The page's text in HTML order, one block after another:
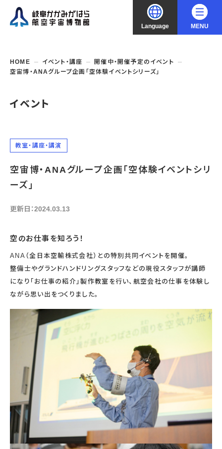
Language
中文（简化字）
中文（繁體字）
한국어
MENU
年間パスポート
フロアガイド
バリアフリー・音声ガイド
企画展
開催中・開催予定の企画展
航空エリア
屋外展示
その他の展示
シアタールーム上映
操縦シミュレーション体験
おすすめコース
イベント・講座
開催中・開催予定のイベント
教室・講座・講演
予約申し込み
これまでのイベント
博物館としての取組み
資料の収集・受贈
レンタルそらはく
空宙博ボランティア
博物館実習
団体利用
一般団体
学校・教育関係
学校・教育関係の方へ
遠足・社会見学
教育プログラム
アウトリーチ
展示・イベントカレンダー
イベント予約申し込み
チャレンジそらはく
スタッフコラム お知らせ
お問い合わせ
HOME イベント・講座
開催中・開催予定のイベント
空宙博・ANAグループ企画「空体験イベントシリーズ」
イベント
教室・講座・講演
空宙博・ANAグループ企画「空体験イベントシリ
ーズ」
更新日：2024.03.13
空のお仕事を知ろう！
ANA（全日本空輸株式会社）との特別共同イベントを開催。
整備士やグランドハンドリングスタッフなどの現役スタッフが講師
になり「お仕事の紹介」製作教室を行い、航空会社の仕事を体験し
ながら思い出をつくりました。